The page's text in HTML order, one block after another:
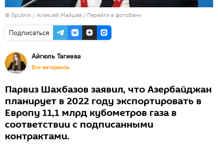
© Sputnik / Алексей Майшев / Перейти в фотобанк
Подписаться
Айгюль Тагиева
Все материалы
Парвиз Шахбазов заявил, что Азербайджан
планирует в 2022 году экспортировать в
Европу 11,1 млрд кубометров газа в
соответствии с подписанными
контрактами.